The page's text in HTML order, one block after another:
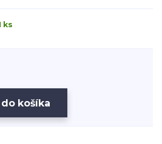
ks
košíka